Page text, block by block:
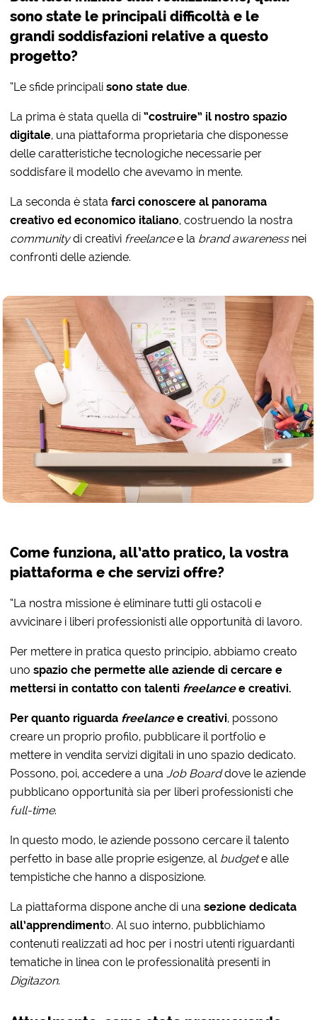
sono state le principali difficoltà e le
grandi soddisfazioni relative a questo
progetto?
“Le sfide principalisono state due.
La prima è stata quella di“costruire” il nostro spazio
digitale, una piattaforma proprietaria che disponesse
delle caratteristiche tecnologiche necessarie per
soddisfare il modello che avevamo in mente.
La seconda è statafarci conoscere al panorama
creativo ed economico italiano, costruendo la nostra
communitydi creativi freelancee la brand awarenessnei
confronti delle aziende.
Come funziona, all’atto pratico, la vostra
piattaforma e che servizi offre?
“La nostra missione è eliminare tutti gli ostacoli e
avvicinare i liberi professionisti alle opportunità di lavoro.
Per mettere in pratica questo principio, abbiamo creato
unospazio che permette alle aziende di cercare e
mettersi in contatto con talenti freelancee creativi.
Per quanto riguarda freelancee creativi, possono
creare un proprio profilo, pubblicare il portfolio e
mettere in vendita servizi digitali in uno spazio dedicato.
Possono, poi, accedere a unaJob Boarddove le aziende
pubblicano opportunità sia per liberi professionisti che
full-time.
In questo modo, le aziende possono cercare il talento
perfetto in base alle proprie esigenze, al budgete alle
tempistiche che hanno a disposizione.
La piattaforma dispone anche di unasezione dedicata
all’apprendimento. Al suo interno, pubblichiamo
contenuti realizzati ad hoc per i nostri utenti riguardanti
tematiche in linea con le professionalità presenti in
Digitazon.